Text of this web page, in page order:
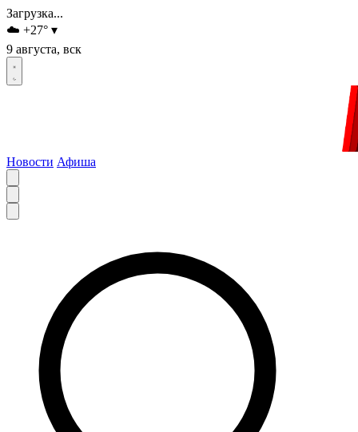
Загрузка...
☁️ +27° ▾
9 августа, вск
Новости Афиша